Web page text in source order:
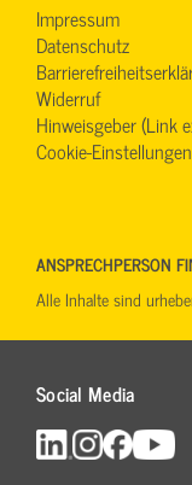
Impressum
Datenschutz
Widerruf
Hinweisgeber (Link
Cookie-Einstellungen
Social Media
ANSPRECHPERSON
Alle Inhalte sind